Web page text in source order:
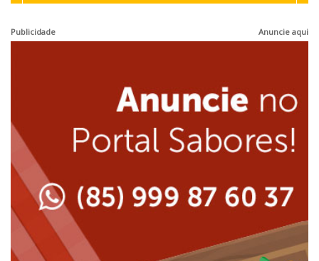
Japonesa e Oriental
Lanchonetes
Massas
Peixes e Frutos do Mar
Pizzarias
Publicidade Anuncie aqui